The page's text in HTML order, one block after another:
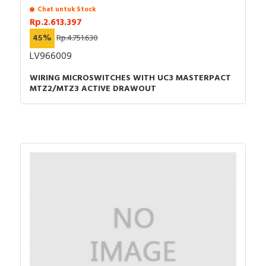
Chat untuk Stock
Rp.2.613.397
45% Rp.4.751.630
LV966009
WIRING MICROSWITCHES WITH UC3 MASTERPACT
MTZ2/MTZ3 ACTIVE DRAWOUT